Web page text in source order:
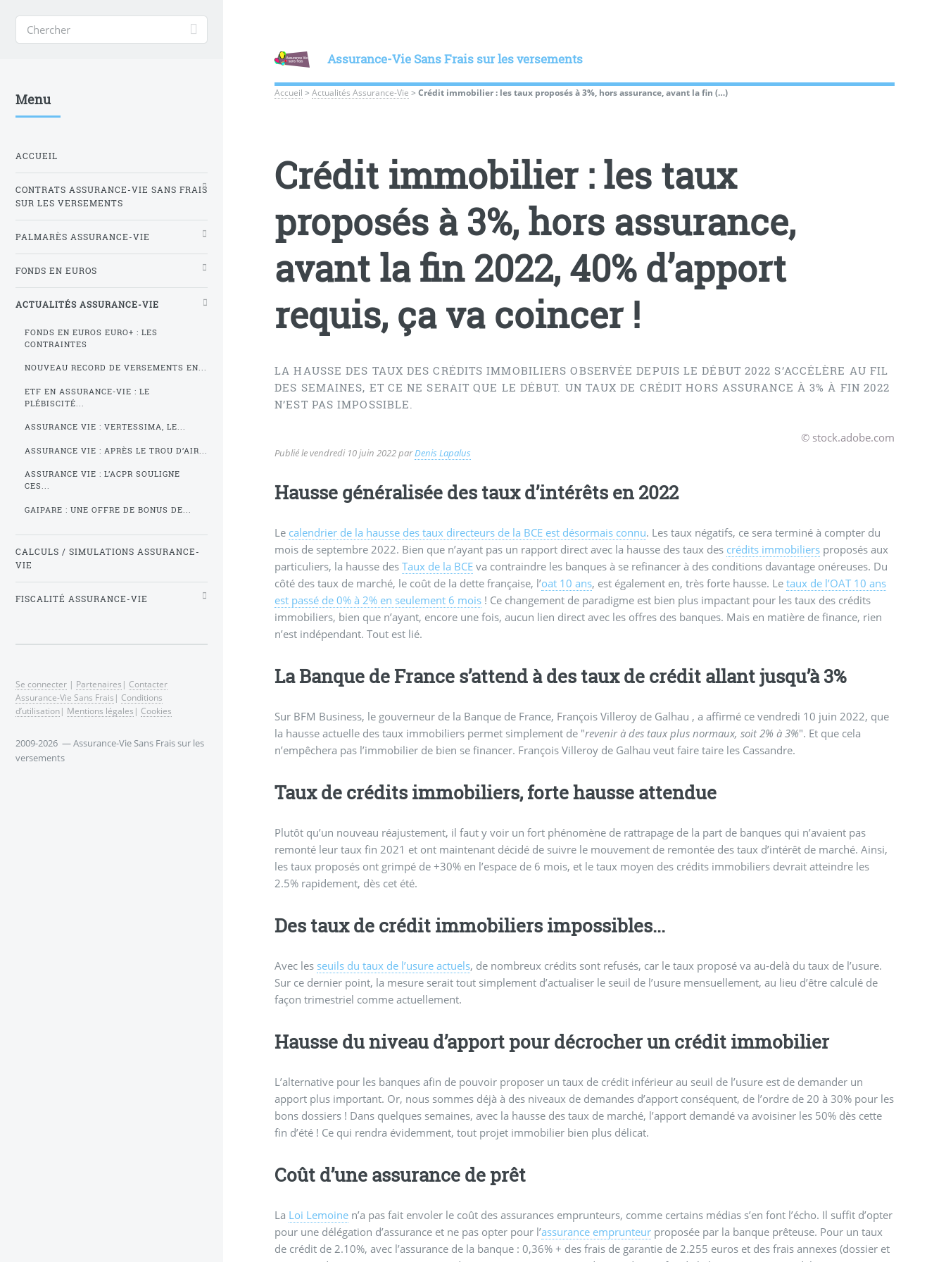
Assurance-Vie Sans Frais sur les versements
Accueil >Actualités Assurance-Vie >Crédit immobilier : les taux proposés à 3%, hors assurance, avant la fin (…)
Crédit immobilier : les taux
proposés à 3%, hors assurance,
avant la fin 2022, 40% d’apport
requis, ça va coincer !
LA HAUSSE DES TAUX DES CRÉDITS IMMOBILIERS OBSERVÉE DEPUIS LE DÉBUT 2022 S’ACCÉLÈRE AU FIL
DES SEMAINES, ET CE NE SERAIT QUE LE DÉBUT. UN TAUX DE CRÉDIT HORS ASSURANCE À 3% À FIN 2022
N’EST PAS IMPOSSIBLE.
© stock.adobe.com
Publié levendredi 10 juin 2022parDenis Lapalus
Hausse généralisée des taux d’intérêts en 2022
Le calendrier de la hausse des taux directeurs de la BCE est désormais connu. Les taux négatifs, ce sera terminé à compter du
mois de septembre 2022. Bien que n’ayant pas un rapport direct avec la hausse des taux des crédits immobiliers proposés aux
particuliers, la hausse desTaux de la BCE va contraindre les banques à se refinancer à des conditions davantage onéreuses. Du
côté des taux de marché, le coût de la dette française, l’oat 10 ans, est également en, très forte hausse. Letaux de l’OAT 10 ans
est passé de 0% à 2% en seulement 6 mois ! Ce changement de paradigme est bien plus impactant pour les taux des crédits
immobiliers, bien que n’ayant, encore une fois, aucun lien direct avec les offres des banques. Mais en matière de finance, rien
n’est indépendant. Tout est lié.
La Banque de France s’attend à des taux de crédit allant jusqu’à 3%
Sur BFM Business, le gouverneur de la Banque de France, François Villeroy de Galhau , a affirmé ce vendredi 10 juin 2022, que
la hausse actuelle des taux immobiliers permet simplement de "revenir à des taux plus normaux, soit 2% à 3%". Et que cela
n’empêchera pas l’immobilier de bien se financer. François Villeroy de Galhau veut faire taire les Cassandre.
Taux de crédits immobiliers, forte hausse attendue
Plutôt qu’un nouveau réajustement, il faut y voir un fort phénomène de rattrapage de la part de banques qui n’avaient pas
remonté leur taux fin 2021 et ont maintenant décidé de suivre le mouvement de remontée des taux d’intérêt de marché. Ainsi,
les taux proposés ont grimpé de +30% en l’espace de 6 mois, et le taux moyen des crédits immobiliers devrait atteindre les
2.5% rapidement, dès cet été.
Des taux de crédit immobiliers impossibles...
Avec les seuils du taux de l’usure actuels, de nombreux crédits sont refusés, car le taux proposé va au-delà du taux de l’usure.
Sur ce dernier point, la mesure serait tout simplement d’actualiser le seuil de l’usure mensuellement, au lieu d’être calculé de
façon trimestriel comme actuellement.
Hausse du niveau d’apport pour décrocher un crédit immobilier
L’alternative pour les banques afin de pouvoir proposer un taux de crédit inférieur au seuil de l’usure est de demander un
apport plus important. Or, nous sommes déjà à des niveaux de demandes d’apport conséquent, de l’ordre de 20 à 30% pour les
bons dossiers ! Dans quelques semaines, avec la hausse des taux de marché, l’apport demandé va avoisiner les 50% dès cette
fin d’été ! Ce qui rendra évidemment, tout projet immobilier bien plus délicat.
Coût d’une assurance de prêt
La Loi Lemoine n’a pas fait envoler le coût des assurances emprunteurs, comme certains médias s’en font l’écho. Il suffit d’opter
pour une délégation d’assurance et ne pas opter pour l’assurance emprunteur proposée par la banque prêteuse. Pour un taux
de crédit de 2.10%, avec l’assurance de la banque : 0,36% + des frais de garantie de 2.255 euros et des frais annexes (dossier et
Menu
ACCUEIL
CONTRATS ASSURANCE-VIE SANS FRAIS
SUR LES VERSEMENTS
PALMARÈS ASSURANCE-VIE
FONDS EN EUROS
ACTUALITÉS ASSURANCE-VIE
FONDS EN EUROS EURO+ : LES
CONTRAINTES
NOUVEAU RECORD DE VERSEMENTS EN...
ETF EN ASSURANCE-VIE : LE
PLÉBISCITÉ...
ASSURANCE VIE : VERTESSIMA, LE...
ASSURANCE VIE : APRÈS LE TROU D’AIR...
ASSURANCE VIE : L’ACPR SOULIGNE
CES...
GAIPARE : UNE OFFRE DE BONUS DE...
CALCULS / SIMULATIONS ASSURANCE-
VIE
FISCALITÉ ASSURANCE-VIE
Se connecter | Partenaires | Contacter
Assurance-Vie Sans Frais | Conditions
d’utilisation| Mentions légales | Cookies
2009-2026 — Assurance-Vie Sans Frais sur les
versements